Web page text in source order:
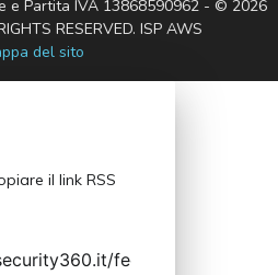
e Partita IVA 13868590962 - © 2026
RESERVED. ISP AWS
del sito
il link RSS